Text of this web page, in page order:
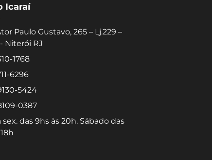
Icaraí
Paulo Gustavo, 265 – Lj.229 –
Niterói RJ
1768
6296
5424
0387
sex. das 9hs às 20h. Sábado das